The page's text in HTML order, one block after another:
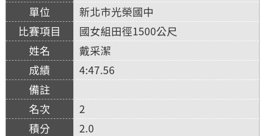
新北市光榮國中
國女組田徑1500公尺
戴采潔
4:47.56
2
2.0